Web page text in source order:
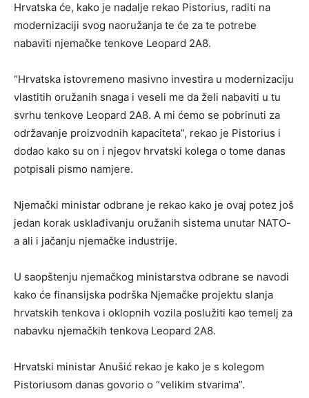
Hrvatska će, kako je nadalje rekao Pistorius, raditi na
modernizaciji svog naoružanja te će za te potrebe
nabaviti njemačke tenkove Leopard 2A8.
“Hrvatska istovremeno masivno investira u modernizaciju
vlastitih oružanih snaga i veseli me da želi nabaviti u tu
svrhu tenkove Leopard 2A8. A mi ćemo se pobrinuti za
održavanje proizvodnih kapaciteta”, rekao je Pistorius i
dodao kako su on i njegov hrvatski kolega o tome danas
potpisali pismo namjere.
Njemački ministar odbrane je rekao kako je ovaj potez još
jedan korak usklađivanju oružanih sistema unutar NATO-
a ali i jačanju njemačke industrije.
U saopštenju njemačkog ministarstva odbrane se navodi
kako će finansijska podrška Njemačke projektu slanja
hrvatskih tenkova i oklopnih vozila poslužiti kao temelj za
nabavku njemačkih tenkova Leopard 2A8.
Hrvatski ministar Anušić rekao je kako je s kolegom
Pistoriusom danas govorio o “velikim stvarima”.